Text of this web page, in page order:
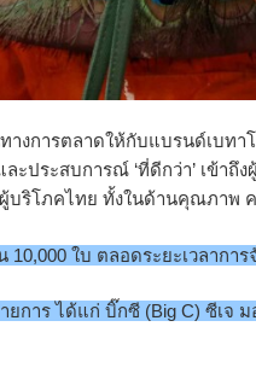
างการตลาดให้กับแบรนด์เบท
ะประสบการณ์ ‘ที่ดีกว่า’ เข้า
บริโภคไทย ทั้งในด้านคุณภาพ
ใบ ตลอดระยะเวลากา
การ ได้แก่ บิ๊กซี (Big C) ซีเจ